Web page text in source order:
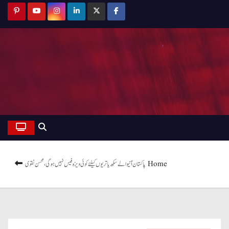
Home پاکستان آنیوالے سکھ یاتریوں کیلئے کوئی ویزہ فیس نہیں ہو گی ، محسن نقوی